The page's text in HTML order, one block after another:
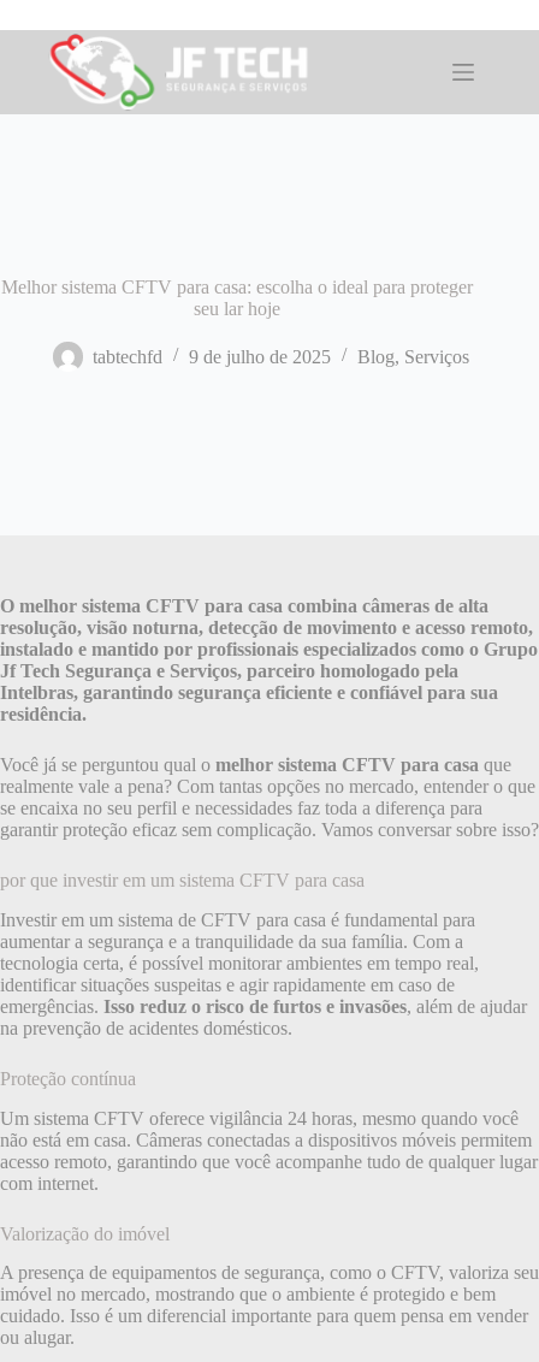
para
conteúdo
Melhor sistema CFTV para casa: escolha o ideal para proteger
seu lar hoje
tabtechfd 9 de julho de 2025 Blog, Serviços
O melhor sistema CFTV para casa combina câmeras de alta
resolução, visão noturna, detecção de movimento e acesso remoto,
instalado e mantido por profissionais especializados como o Grupo
Jf Tech Segurança e Serviços, parceiro homologado pela
Intelbras, garantindo segurança eficiente e confiável para sua
residência.
Você já se perguntou qual o melhor sistema CFTV para casa que
realmente vale a pena? Com tantas opções no mercado, entender o que
se encaixa no seu perfil e necessidades faz toda a diferença para
garantir proteção eficaz sem complicação. Vamos conversar sobre isso?
por que investir em um sistema CFTV para casa
Investir em um sistema de CFTV para casa é fundamental para
aumentar a segurança e a tranquilidade da sua família. Com a
tecnologia certa, é possível monitorar ambientes em tempo real,
identificar situações suspeitas e agir rapidamente em caso de
emergências. Isso reduz o risco de furtos e invasões, além de ajudar
na prevenção de acidentes domésticos.
Proteção contínua
Um sistema CFTV oferece vigilância 24 horas, mesmo quando você
não está em casa. Câmeras conectadas a dispositivos móveis permitem
acesso remoto, garantindo que você acompanhe tudo de qualquer lugar
com internet.
Valorização do imóvel
A presença de equipamentos de segurança, como o CFTV, valoriza seu
imóvel no mercado, mostrando que o ambiente é protegido e bem
cuidado. Isso é um diferencial importante para quem pensa em vender
ou alugar.